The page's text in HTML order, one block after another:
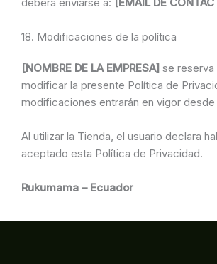
18. Modificaciones de la política
[NOMBRE DE LA EMPRESA] se
modificar la presente Política de
modificaciones entrarán en vigor
Al utilizar la Tienda, el usuario declara
aceptado esta Política de Privacidad.
Rukumama – Ecuador